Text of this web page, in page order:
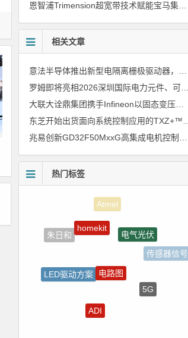
恩智浦Trimension超宽带技术赋能宝马集团Digital Key Plus及生命体存在检测功能
相关文章
罗姆即将亮相2026深圳国际电力元件、可再生能源管理展览会暨研讨会
大联大诠鼎集团携手Infineon以固态变压器重构配电效率新标杆
热门标签
朱日和
传感器信号
5G
ADI